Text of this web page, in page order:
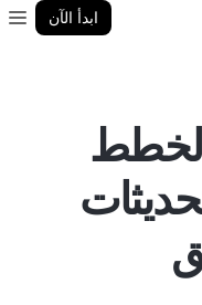
ابدأ الآن
لخطط